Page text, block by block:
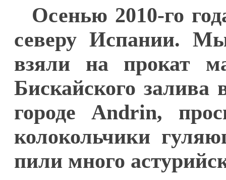
Осенью 2010-го
северу Испании.
взяли на прокат
Бискайского залива
городе Andrin,
колокольчики
пили много